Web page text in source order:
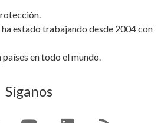
estado trabajando desde 2004 con
en todo el mundo.
Síganos